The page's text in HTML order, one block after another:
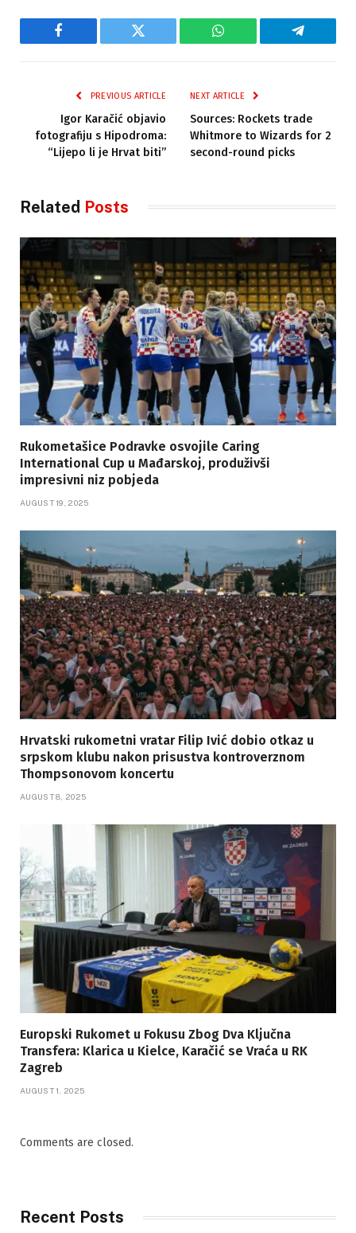
Facebook Twitter WhatsApp Telegram
PREVIOUS ARTICLE
Igor Karačić objavio
fotografiju s Hipodroma:
“Lijepo li je Hrvat biti”
NEXT ARTICLE
Sources: Rockets trade
Whitmore to Wizards for 2
second-round picks
Related Posts
Rukometašice Podravke osvojile Caring
International Cup u Mađarskoj, produživši
impresivni niz pobjeda
AUGUST 19, 2025
Hrvatski rukometni vratar Filip Ivić dobio otkaz u
srpskom klubu nakon prisustva kontroverznom
Thompsonovom koncertu
AUGUST 8, 2025
Europski Rukomet u Fokusu Zbog Dva Ključna
Transfera: Klarica u Kielce, Karačić se Vraća u RK
Zagreb
AUGUST 1, 2025
Comments are closed.
Recent Posts